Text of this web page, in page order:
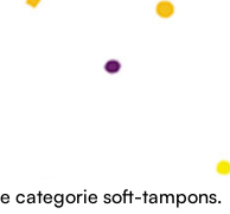
categorie soft-tampons.